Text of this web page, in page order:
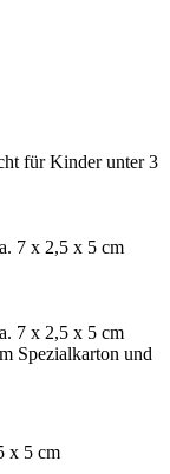
für Kinder unter 3
7 x 2,5 x 5 cm
7 x 2,5 x 5 cm
Spezialkarton und
x 5 cm